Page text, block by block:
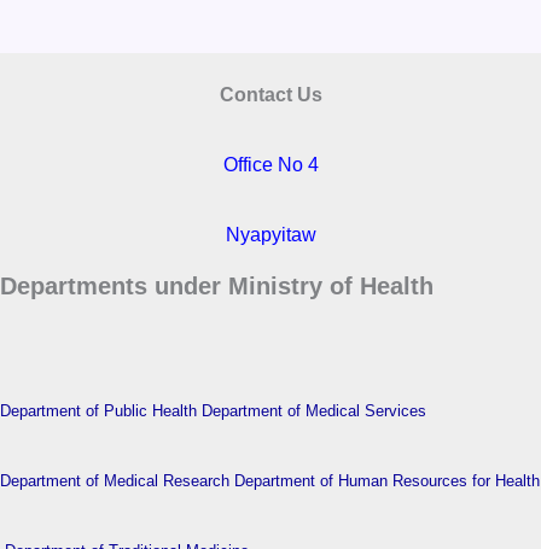
Contact Us
Office No 4
Nyapyitaw
Departments under Ministry of Health
Department of Public Health Department of Medical Services
Department of Medical Research Department of Human Resources for Health